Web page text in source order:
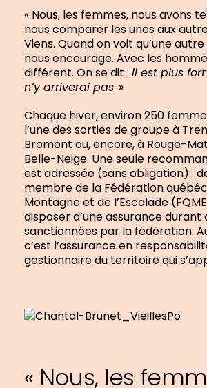
« Nous, les femmes, nous avons
nous comparer les unes aux
Viens. Quand on voit qu’une
nous encourage. Avec les
différent. On se dit : il est plus
n’y arriverai pas. »
Chaque hiver, environ 250
l’une des sorties de groupe à
Bromont ou, encore, à Rouge-
Belle-Neige. Une seule
est adressée (sans obligation) :
membre de la Fédération
Montagne et de l’Escalade
disposer d’une assurance
sanctionnées par la fédération.
c’est l’assurance en
gestionnaire du territoire qui
« Nous, les